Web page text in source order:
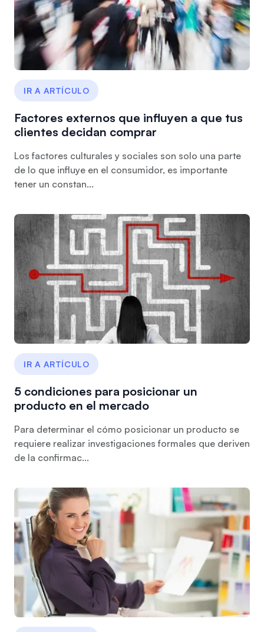
IR A ARTÍCULO
Factores externos que influyen a que tus
clientes decidan comprar
Los factores culturales y sociales son solo una parte
de lo que influye en el consumidor, es importante
tener un constan...
IR A ARTÍCULO
5 condiciones para posicionar un
producto en el mercado
Para determinar el cómo posicionar un producto se
requiere realizar investigaciones formales que deriven
de la confirmac...